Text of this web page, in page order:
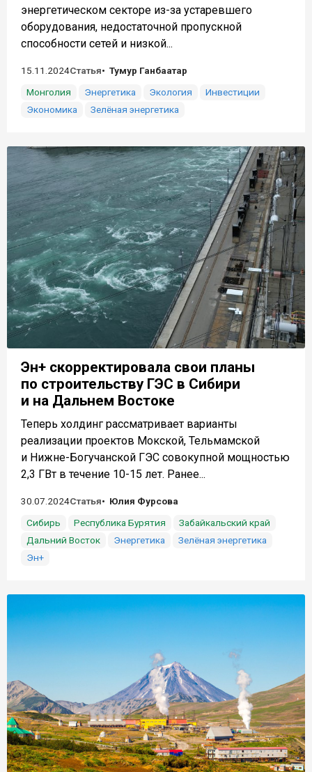
энергетическом секторе из-за устаревшего
оборудования, недостаточной пропускной
способности сетей и низкой...
15.11.2024Статья
Тумур Ганбаатар
Монголия
Энергетика Экология
Инвестиции
Экономика
Зелёная энергетика
Эн+ скорректировала свои планы
по строительству ГЭС в Сибири
и на Дальнем Востоке
Теперь холдинг рассматривает варианты
реализации проектов Мокской, Тельмамской
и Нижне-Богучанской ГЭС совокупной мощностью
2,3 ГВт в течение 10-15 лет. Ранее...
30.07.2024Статья
Юлия Фурсова
Сибирь
Республика Бурятия
Забайкальский край
Дальний Восток
Энергетика
Зелёная энергетика
Эн+